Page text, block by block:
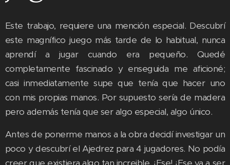
Este trabajo, requiere una mención especial. Descubrí
este magnífico juego más tarde de lo habitual, nunca
aprendí a jugar cuando era pequeño. Quedé
completamente fascinado y enseguida me aficioné;
casi inmediatamente supe que tenía que hacer uno
con mis propias manos. Por supuesto sería de madera
pero además tenía que ser algo especial, algo único.
Antes de ponerme manos a la obra decidí investigar un
poco y descubrí el Ajedrez para 4 jugadores. No podía